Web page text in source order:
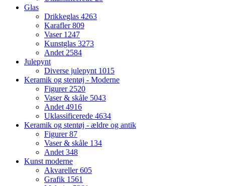
Glas
Drikkeglas 4263
Karafler809
Vaser 1247
Kunstglas 3273
Andet2584
Julepynt
Diverse julepynt 1015
Keramik og stentøj - Moderne
Figurer2520
Vaser & skåle 5043
Andet4916
Uklassificerede 4634
Keramik og stentøj - ældre og antik
Figurer87
Vaser & skåle 134
Andet348
Kunst moderne
Akvareller605
Grafik 1561